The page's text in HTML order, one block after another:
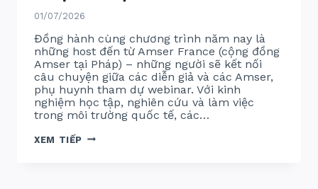
01/07/2026
Đồng hành cùng chương trình năm nay là
những host đến từ Amser France (cộng đồng
Amser tại Pháp) – những người sẽ kết nối
câu chuyện giữa các diễn giả và các Amser,
phụ huynh tham dự webinar. Với kinh
nghiệm học tập, nghiên cứu và làm việc
trong môi trường quốc tế, các…
XEM TIẾP VÒNG